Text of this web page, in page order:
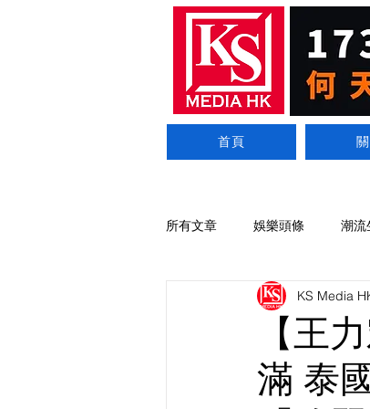
首頁
所有文章 娛樂頭條 潮流
【王
滿 泰
KS Media